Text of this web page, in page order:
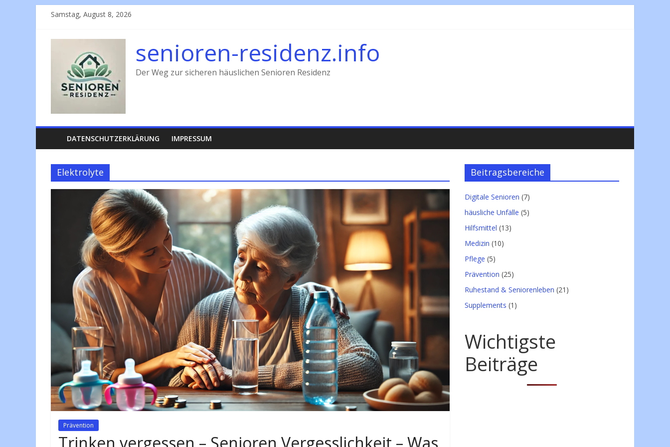
ZumSamstag, August 8, 2026
senioren-residenz.info
Der Weg zur sicheren häuslichen Senioren Residenz
DATENSCHUTZERKLÄRUNG IMPRESSUM
Elektrolyte
Prävention
Beitragsbereiche
Digitale Senioren (7)
häusliche Unfälle (5)
Hilfsmittel (13)
Medizin (10)
Pflege (5)
Prävention (25)
Ruhestand & Seniorenleben (21)
Supplements (1)
Wichtigste
Beiträge